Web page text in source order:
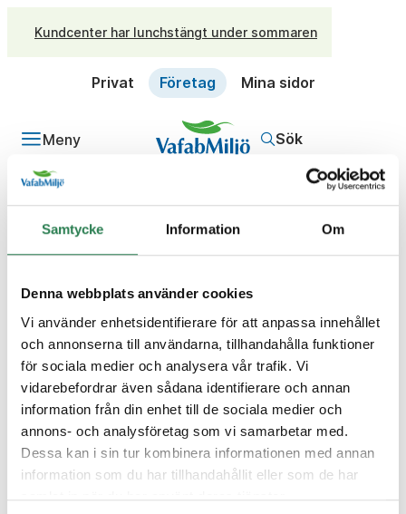
Samtycke Information Om
Denna webbplats använder cookies
Vi använder enhetsidentifierare för att anpassa innehållet
och annonserna till användarna, tillhandahålla funktioner
för sociala medier och analysera vår trafik. Vi
vidarebefordrar även sådana identifierare och annan
information från din enhet till de sociala medier och
annons- och analysföretag som vi samarbetar med.
Dessa kan i sin tur kombinera informationen med annan
information som du har tillhandahållit eller som de har
samlat in när du har använt deras tjänster.
Kundcenter har lunchstängt under sommaren
Privat Företag Mina sidor
Meny Sök
Sidan du söker
verkar inte finnas.
Sök på företagssidorna...